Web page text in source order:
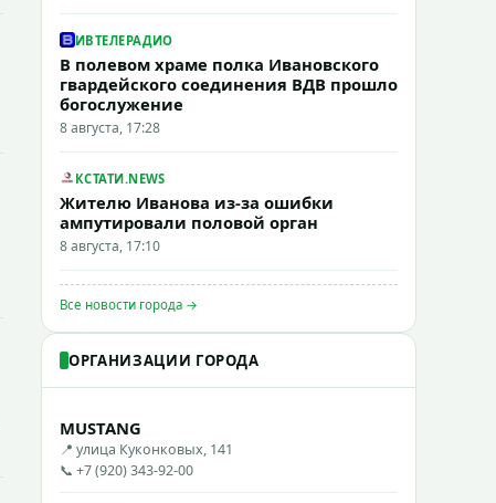
ИВТЕЛЕРАДИО
В полевом храме полка Ивановского
гвардейского соединения ВДВ прошло
богослужение
8 августа, 17:28
КСТАТИ.NEWS
Жителю Иванова из-за ошибки
ампутировали половой орган
8 августа, 17:10
Все новости города →
ОРГАНИЗАЦИИ ГОРОДА
MUSTANG
📍 улица Куконковых, 141
📞 +7 (920) 343-92-00